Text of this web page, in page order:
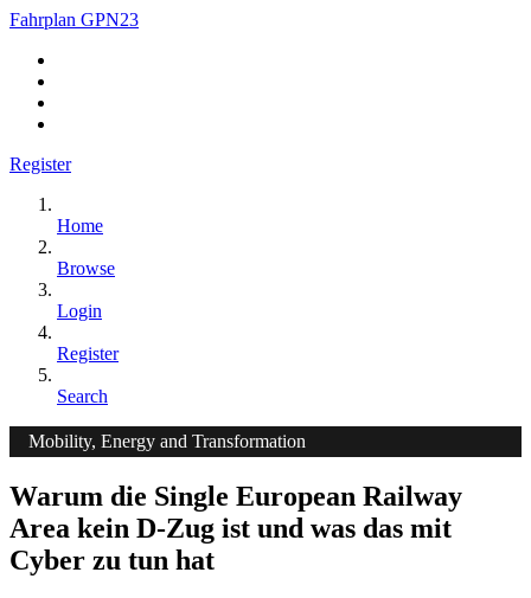
Fahrplan GPN23
Register
Home
Browse
Login
Register
Search
Mobility, Energy and Transformation
Warum die Single European Railway
Area kein D-Zug ist und was das mit
Cyber zu tun hat